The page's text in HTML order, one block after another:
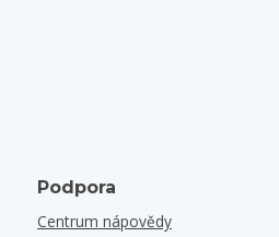
Podpora
Centrum nápovědy